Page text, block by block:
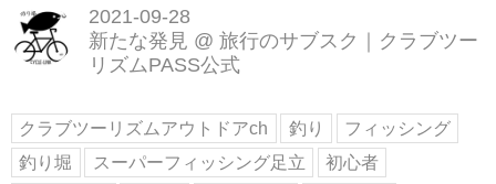
2021-09-28
新たな発見 @ 旅行のサブスク｜クラブツー
リズムPASS公式
クラブツーリズムアウトドアch 釣り
フィッシング
釣り堀
スーパーフィッシング足立
初心者